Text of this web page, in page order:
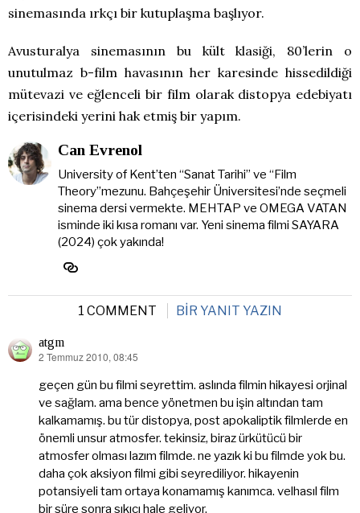
sinemasında ırkçı bir kutuplaşma başlıyor.
Avusturalya sinemasının bu kült klasiği, 80’lerin o
unutulmaz b-film havasının her karesinde hissedildiği
mütevazi ve eğlenceli bir film olarak distopya edebiyatı
içerisindeki yerini hak etmiş bir yapım.
Can Evrenol
University of Kent’ten “Sanat Tarihi” ve “Film
Theory”mezunu. Bahçeşehir Üniversitesi’nde seçmeli
sinema dersi vermekte. MEHTAP ve OMEGA VATAN
isminde iki kısa romanı var. Yeni sinema filmi SAYARA
(2024) çok yakında!
1 COMMENT BIR YANIT YAZIN
atgm
dedi
2 Temmuz 2010, 08:45
geçen gün bu filmi seyrettim. aslında filmin hikayesi orjinal
ve sağlam. ama bence yönetmen bu işin altından tam
kalkamamış. bu tür distopya, post apokaliptik filmlerde en
önemli unsur atmosfer. tekinsiz, biraz ürkütücü bir
atmosfer olması lazım filmde. ne yazık ki bu filmde yok bu.
daha çok aksiyon filmi gibi seyrediliyor. hikayenin
potansiyeli tam ortaya konamamış kanımca. velhasıl film
bir süre sonra sıkıcı hale geliyor.